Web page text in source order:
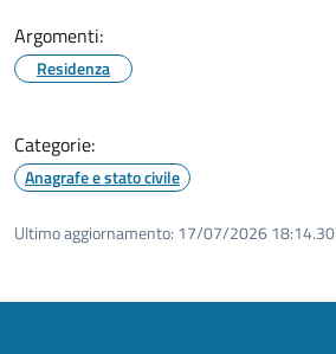
Argomenti:
Residenza
Categorie:
Anagrafe e stato civile
Ultimo aggiornamento: 17/07/2026 18:14.30